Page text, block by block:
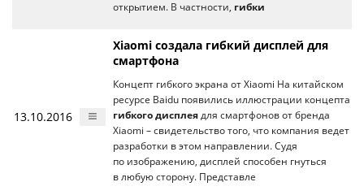
открытием. В частности, гибки
13.10.2016
Хiaomi создала гибкий дисплей для
смартфона
Концепт гибкого экрана от Xiaomi На китайском
ресурсе Baidu появились иллюстрации концепта
гибкого дисплея для смартфонов от бренда
Xiaomi – свидетельство того, что компания ведет
разработки в этом направлении. Судя
по изображению, дисплей способен гнуться
в любую сторону. Представле